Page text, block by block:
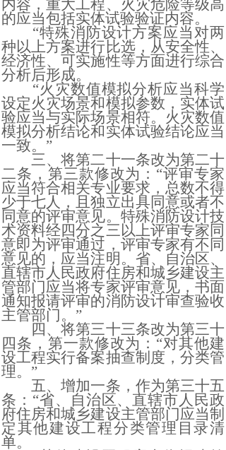
内容，重大工程、火灾危险等级高
的应当包括实体试验验证内容。
“特殊消防设计方案应当对两
种以上方案进行比选，从安全性、
经济性、可实施性等方面进行综合
分析后形成。
“火灾数值模拟分析应当科学
设定火灾场景和模拟参数，实体试
验应当与实际场景相符。火灾数值
模拟分析结论和实体试验结论应当
一致。”
三、将第二十一条改为第二十
二条，第三款修改为： “评审专家
应当符合相关专业要求，总数不得
少于七人，且独立出具同意或者不
同意的评审意见。特殊消防设计技
术资料经四分之三以上评审专家同
意即为评审通过，评审专家有不同
意见的，应当注明。省、自治区、
直辖市人民政府住房和城乡建设主
管部门应当将专家评审意见，书面
通知报请评审的消防设计审查验收
主管部门。”
四、将第三十三条改为第三十
四条，第一款修改为： “对其他建
设工程实行备案抽查制度，分类管
理。”
五、增加一条，作为第三十五
条： “省、自治区、直辖市人民政
府住房和城乡建设主管部门应当制
定其他建设工程分类管理目录清
单。